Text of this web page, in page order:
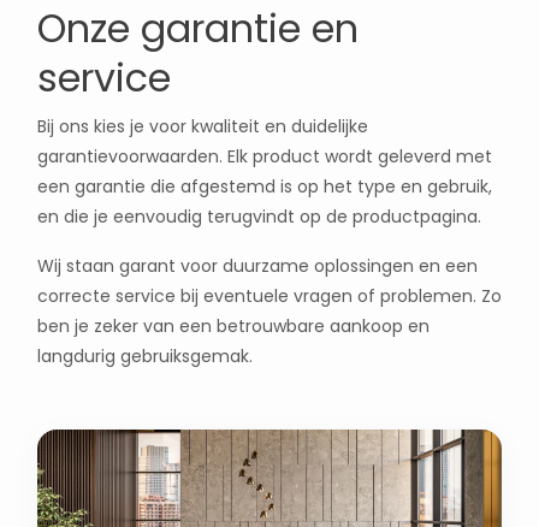
Onze garantie en
service
Bij ons kies je voor kwaliteit en duidelijke
garantievoorwaarden. Elk product wordt geleverd met
een garantie die afgestemd is op het type en gebruik,
en die je eenvoudig terugvindt op de productpagina.
Wij staan garant voor duurzame oplossingen en een
correcte service bij eventuele vragen of problemen. Zo
ben je zeker van een betrouwbare aankoop en
langdurig gebruiksgemak.